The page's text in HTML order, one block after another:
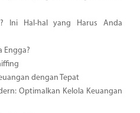
Ini Hal-hal yang Harus Anda
Engga?
dengan Tepat
Optimalkan Kelola Keuangan